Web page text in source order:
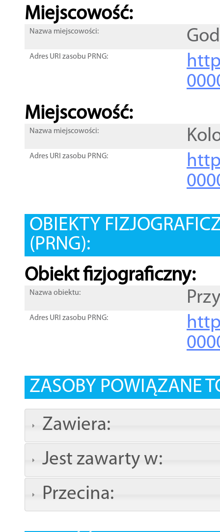
Miejscowość:
Nazwa miejscowości:
Adres URI zasobu PRNG:
Miejscowość:
Nazwa miejscowości:
Adres URI zasobu PRNG:
OBIEKTY
(PRNG):
Obiekt fizjograficzny:
Nazwa obiektu:
Adres URI zasobu PRNG:
ZASOBY POWIĄZANE
Zawiera:
Jest zawarty w:
Przecina: